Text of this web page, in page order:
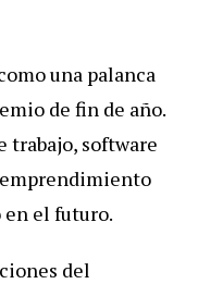
una palanca
de fin de año.
trabajo, software
el futuro.
del